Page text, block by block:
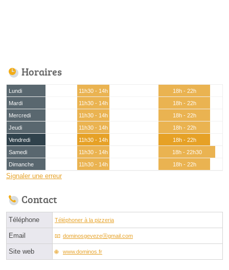
Horaires
Lundi 11h30 - 14h
18h - 22h
Mardi
11h30 - 14h
18h - 22h
Mercredi
11h30 - 14h
18h - 22h
Jeudi
11h30 - 14h
18h - 22h
Vendredi
11h30 - 14h
18h - 22h
Samedi
11h30 - 14h
18h - 22h30
Dimanche
11h30 - 14h 18h - 22h
Signaler une erreur
Contact
Téléphone Téléphoner à la pizzeria
Email dominosgevezeⓐgmail.com
Site web www.dominos.fr